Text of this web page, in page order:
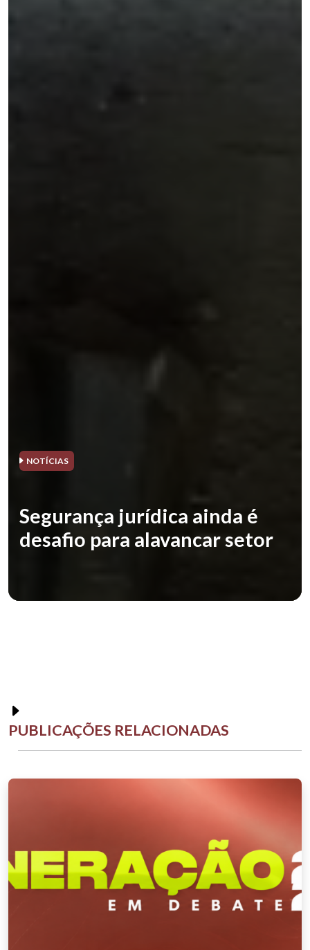
NOTÍCIAS
Segurança jurídica ainda é
desafio para alavancar setor
PUBLICAÇÕES RELACIONADAS